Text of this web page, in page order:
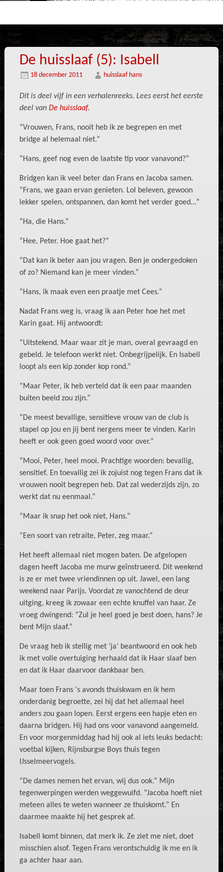
De huisslaaf (5): Isabell
18 december 2011 huisslaaf hans
Dit is deel vijf in een verhalenreeks. Lees eerst het eerste
deel van De huisslaaf.
“Vrouwen, Frans, nooit heb ik ze begrepen en met
bridge al helemaal niet.”
“Hans, geef nog even de laatste tip voor vanavond?”
Bridgen kan ik veel beter dan Frans en Jacoba samen.
“Frans, we gaan ervan genieten. Lol beleven, gewoon
lekker spelen, ontspannen, dan komt het verder goed…”
“Ha, die Hans.”
“Hee, Peter. Hoe gaat het?”
“Dat kan ik beter aan jou vragen. Ben je ondergedoken
of zo? Niemand kan je meer vinden.”
“Hans, ik maak even een praatje met Cees.”
Nadat Frans weg is, vraag ik aan Peter hoe het met
Karin gaat. Hij antwoordt:
“Uitstekend. Maar waar zit je man, overal gevraagd en
gebeld. Je telefoon werkt niet. Onbegrijpelijk. En Isabell
loopt als een kip zonder kop rond.”
“Maar Peter, ik heb verteld dat ik een paar maanden
buiten beeld zou zijn.”
“De meest bevallige, sensitieve vrouw van de club is
stapel op jou en jij bent nergens meer te vinden. Karin
heeft er ook geen goed woord voor over.”
“Mooi, Peter, heel mooi. Prachtige woorden: bevallig,
sensitief. En toevallig zei ik zojuist nog tegen Frans dat ik
vrouwen nooit begrepen heb. Dat zal wederzijds zijn, zo
werkt dat nu eenmaal.”
“Maar ik snap het ook niet, Hans.”
“Een soort van retraite, Peter, zeg maar.”
Het heeft allemaal niet mogen baten. De afgelopen
dagen heeft Jacoba me murw geïnstrueerd. Dit weekend
is ze er met twee vriendinnen op uit. Jawel, een lang
weekend naar Parijs. Voordat ze vanochtend de deur
uitging, kreeg ik zowaar een echte knuffel van haar. Ze
vroeg dwingend: “Zul je heel goed je best doen, hans? Je
bent Mijn slaaf.”
De vraag heb ik stellig met ‘ja’ beantwoord en ook heb
ik met volle overtuiging herhaald dat ik Haar slaaf ben
en dat ik Haar daarvoor dankbaar ben.
Maar toen Frans ‘s avonds thuiskwam en ik hem
onderdanig begroette, zei hij dat het allemaal heel
anders zou gaan lopen. Eerst ergens een hapje eten en
daarna bridgen. Hij had ons voor vanavond aangemeld.
En voor morgenmiddag had hij ook al iets leuks bedacht:
voetbal kijken, Rijnsburgse Boys thuis tegen
IJsselmeervogels.
“De dames nemen het ervan, wij dus ook.” Mijn
tegenwerpingen werden weggewuifd. “Jacoba hoeft niet
meteen alles te weten wanneer ze thuiskomt.” En
daarmee maakte hij het gesprek af.
Isabell komt binnen, dat merk ik. Ze ziet me niet, doet
misschien alsof. Tegen Frans verontschuldig ik me en ik
ga achter haar aan.